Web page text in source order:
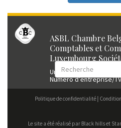
ASBL Chambre
Comptables et
Luxembourg
Union professionnelle
Numéro d’entreprise/
Politique de confidentialité
Le site a été réalisé par Black hillset